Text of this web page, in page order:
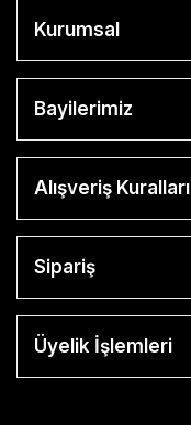
Kurumsal
Bayilerimiz
Alışveriş Kuralları
Sipariş
Üyelik İşlemleri